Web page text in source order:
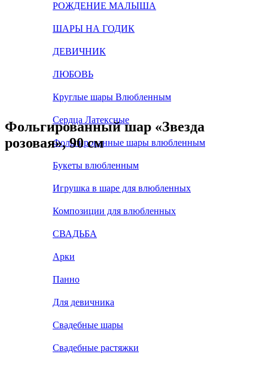
РОЖДЕНИЕ МАЛЫША
ШАРЫ НА ГОДИК
ДЕВИЧНИК
ЛЮБОВЬ
Круглые шары Влюбленным
Сердца Латексные
Фольгированные шары влюбленным
Букеты влюбленным
Игрушка в шаре для влюбленных
Композиции для влюбленных
СВАДЬБА
Арки
Панно
Для девичника
Свадебные шары
Свадебные растяжки
Фольгированный шар «Звезда
розовая», 90 см